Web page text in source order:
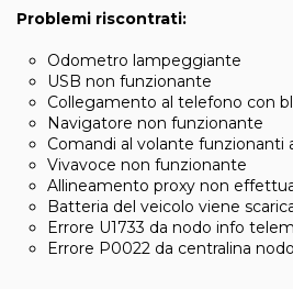
Problemi riscontrati:
Odometro lampeggiante
USB non funzionante
Collegamento al telefono con
Navigatore non funzionante
Comandi al volante funzionanti
Vivavoce non funzionante
Allineamento proxy non
Batteria del veicolo viene
Errore U1733 da nodo info
Errore P0022 da centralina